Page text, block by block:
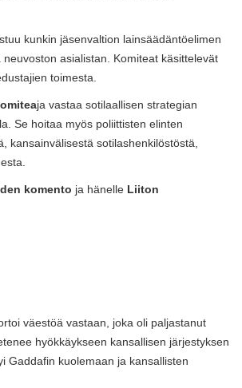
kunkin jäsenvaltion lainsäädäntöelimen
neuvoston asialistan. Komiteat käsittelevät
toimesta.
ja vastaa sotilaallisen strategian
Se hoitaa myös poliittisten elinten
kansainvälisestä sotilashenkilöstöstä,
komento ja hänelle Liiton
väestöä vastaan, joka oli paljastanut
hyökkäykseen kansallisen järjestyksen
Gaddafin kuolemaan ja kansallisten